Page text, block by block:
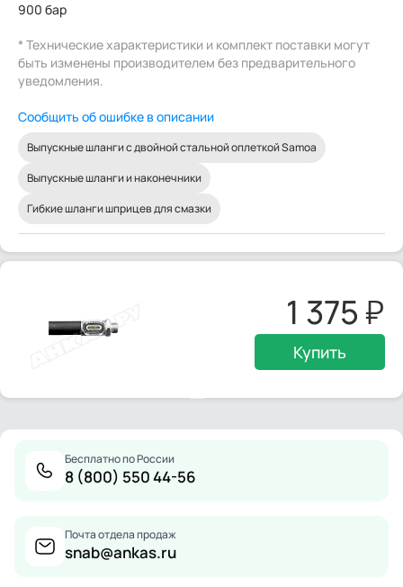
900 бар
* Технические характеристики и комплект поставки могут
быть изменены производителем без предварительного
уведомления.
Сообщить об ошибке в описании
Выпускные шланги с двойной стальной оплеткой Samoa
Выпускные шланги и наконечники
Гибкие шланги шприцев для смазки
1 375
Купить
Бесплатно по России
8 (800) 550 44-56
Почта отдела продаж
snab@ankas.ru